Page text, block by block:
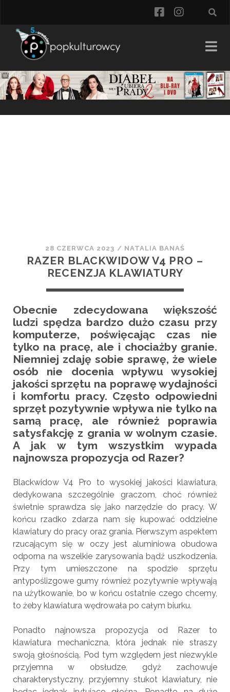
facebook
28 CZERWCA 2023 / NATALIA BANAŚ
RAZER BLACKWIDOW V4 PRO –
RECENZJA KLAWIATURY
Obecnie zdecydowana większość
ludzi spędza bardzo dużo czasu przy
komputerze, poświęcając czas nie
tylko na pracę, ale i chociażby granie.
Niemniej zdaję sobie sprawę, że wiele
osób nie docenia wpływu wysokiej
jakości sprzętu na poprawę wydajności
i komfortu pracy. Często odpowiedni
sprzęt pozytywnie wpływa nie tylko na
samą pracę, ale również poprawia
satysfakcję z grania w wolnym czasie.
A jak w tym wszystkim wypada
najnowsza propozycja od Razer?
Blackwidow V4 Pro to wysokiej jakości klawiatura,
dedykowana szczególnie graczom, choć również
świetnie sprawdza się jako narzędzie do pracy. W
końcu rzadko zdarza nam się kupować oddzielne
klawiatury do pracy oraz grania. Pierwszym aspektem
rzucającym się w oczy jest aluminiowa obudowa
odporna na wszelkie zarysowania bądź uszkodzenia.
Przy tym umieszczone na spodzie sprzętu
antypoślizgowe gumy również pozytywnie wpływają
na użytkowanie, bo w końcu ostatnie czego chcemy,
to żeby klawiatura wędrowała po całym biurku.
Ponadto najnowsza propozycja od Razer to
klawiatura mechaniczna, która jednak nie straszy
swoją głośnością. Pod tym względem jest niezwykle
przyjemna w obsłudze, gdyż zachowuje
charakterystyczny, przyjemny stukot klawiatury, nie